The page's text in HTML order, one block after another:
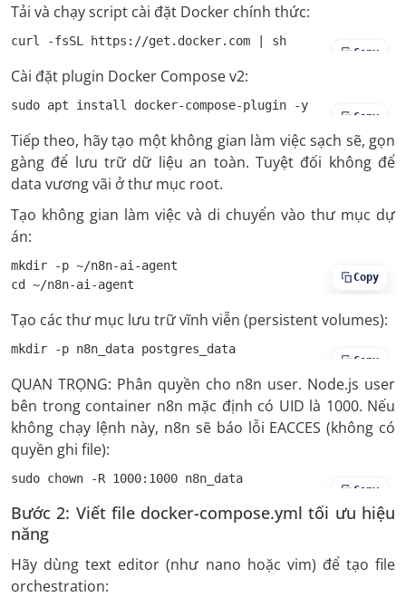
Tải và chạy script cài đặt Docker chính thức:
curl -fsSL https://get.docker.com | sh
Copy
Cài đặt plugin Docker Compose v2:
sudo apt install docker-compose-plugin -y
Copy
Tiếp theo, hãy tạo một không gian làm việc sạch sẽ, gọn
gàng để lưu trữ dữ liệu an toàn. Tuyệt đối không để
data vương vãi ở thư mục root.
Tạo không gian làm việc và di chuyển vào thư mục dự
án:
mkdir -p ~/n8n-ai-agent
cd ~/n8n-ai-agent
Copy
Tạo các thư mục lưu trữ vĩnh viễn (persistent volumes):
mkdir -p n8n_data postgres_data
Copy
QUAN TRỌNG: Phân quyền cho n8n user. Node.js user
bên trong container n8n mặc định có UID là 1000. Nếu
không chạy lệnh này, n8n sẽ báo lỗi EACCES (không có
quyền ghi file):
sudo chown -R 1000:1000 n8n_data
Copy
Bước 2: Viết file docker-compose.yml tối ưu hiệu
năng
Hãy dùng text editor (như nano hoặc vim) để tạo file
orchestration: